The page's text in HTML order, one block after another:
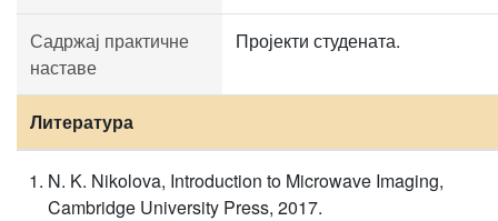
Садржај практичне
наставе
Пројекти студената.
Литература
N. K. Nikolova, Introduction to Microwave Imaging,
Cambridge University Press, 2017.